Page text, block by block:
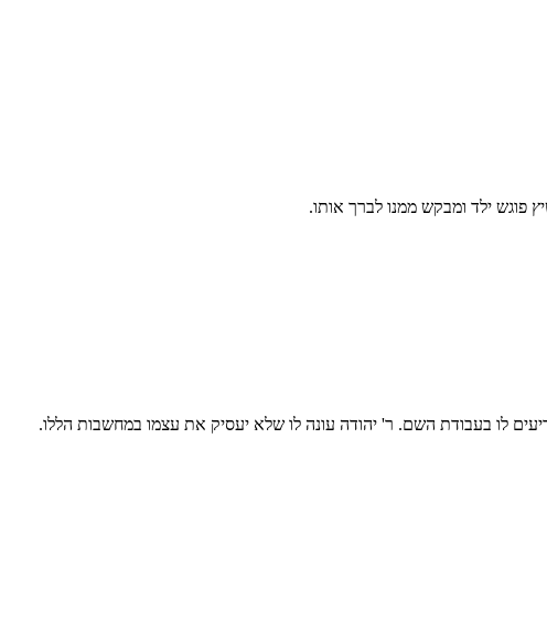
פוגש ילד ומבקש ממנו לברך אותו.
לו בעבודת השם. ר' יהודה עונה לו שלא יעסיק את עצמו במחשבות הללו.